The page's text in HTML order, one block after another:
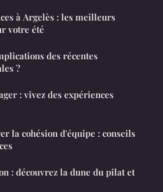
à Argelès : les meilleurs
votre été
des récentes
?
: vivez des expériences
la cohésion d'équipe : conseils
: découvrez la dune du pilat et